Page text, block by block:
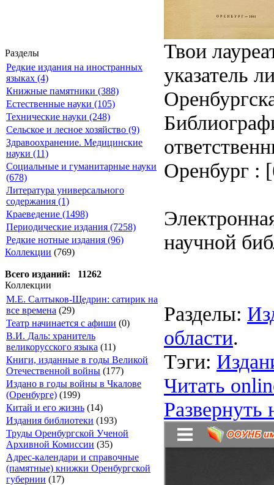
Разделы
Редкие издания на иностранных
языках (4)
Книжные памятники (388)
Естественные науки (105)
Технические науки (248)
Сельское и лесное хозяйство (9)
Здравоохранение. Медицинские
науки (11)
Социальные и гуманитарные науки
(678)
Литература универсального
содержания (1)
Краеведение (1498)
Периодические издания (7258)
Редкие нотные издания (96)
Коллекции (769)
Всего изданий: 11262
Коллекции
М.Е. Салтыков-Щедрин: сатирик на
все времена (29)
Театр начинается с афиши (0)
В.И. Даль: хранитель
великорусского языка (11)
Книги, изданные в годы Великой
Отечественной войны (177)
Издано в годы войны в Чкалове
(Оренбурге) (199)
Китай и его жизнь (14)
Издания библиотеки (193)
Труды Оренбургской Ученой
Архивной Комиссии (35)
Адрес-календари и справочные
(памятные) книжки Оренбургской
губернии (17)
Твои
указатель
Оренбург :
научной
Разделы:
области.
Тэги:
Читать
Развернуть